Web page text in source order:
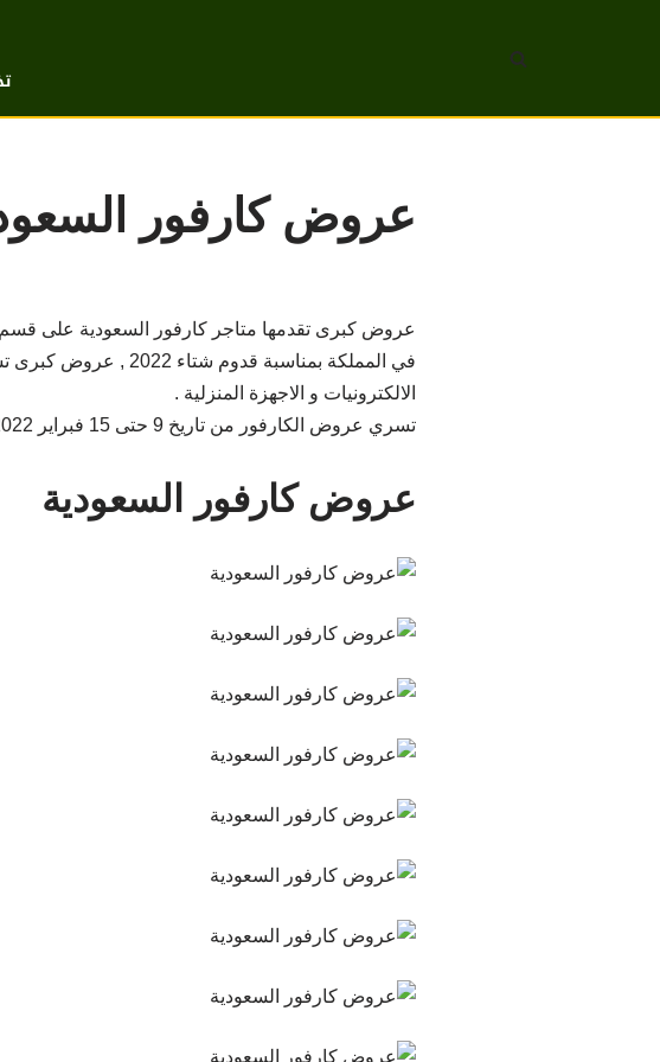
عروض كارفور السعودية من 9 حتى
عروض كبرى تقدمها متاجر كارفور السعودية على قسم
في المملكة
الالكترونيات و الاجهزة المنزلية .
تسري عروض الكارفور من تاريخ 9 حتى 15 فبراير 2022 ومتوفرة في جميع فروع كارفور في المملكة.
عروض كارفور السعودية